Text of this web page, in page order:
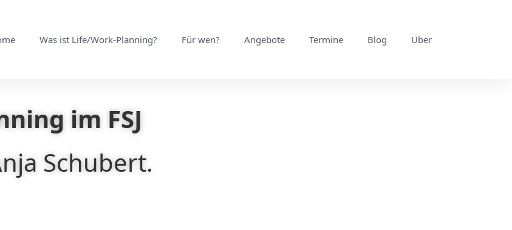
Was ist Life/Work-Planning? Für wen? Angebote Termine Blog Über
im FSJ
Schubert.